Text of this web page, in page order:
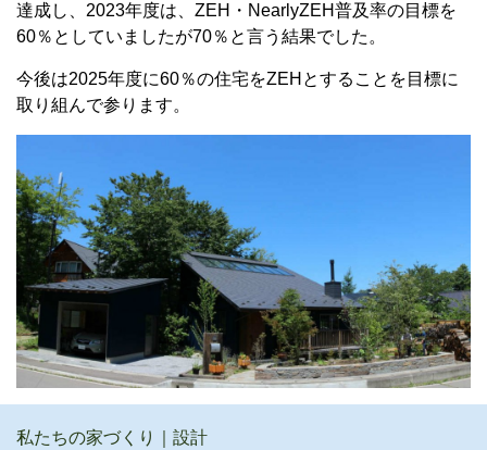
達成し、2023年度は、ZEH・NearlyZEH普及率の目標を
60％としていましたが70％と言う結果でした。
今後は2025年度に60％の住宅をZEHとすることを目標に
取り組んで参ります。
私たちの家づくり｜設計